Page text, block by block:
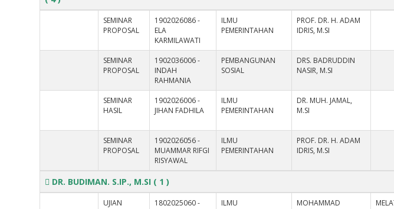
SEMINAR
PROPOSAL
1902026086 -
ELA
KARMILAWATI
ILMU
PEMERINTAHAN
PROF. DR. H. ADAM
IDRIS, M.SI
SEMINAR
PROPOSAL
1902036006 -
INDAH
RAHMANIA
PEMBANGUNAN
SOSIAL
DRS. BADRUDDIN
NASIR, M.SI
SEMINAR
HASIL
1902026006 -
JIHAN FADHILA
ILMU
PEMERINTAHAN
DR. MUH. JAMAL,
M.SI
SEMINAR
PROPOSAL
1902026056 -
MUAMMAR RIFGI
RISYAWAL
ILMU
PEMERINTAHAN
PROF. DR. H. ADAM
IDRIS, M.SI
DR. BUDIMAN. S.IP., M.SI ( 1 )
UJIAN
1802025060 -
ILMU
MOHAMMAD